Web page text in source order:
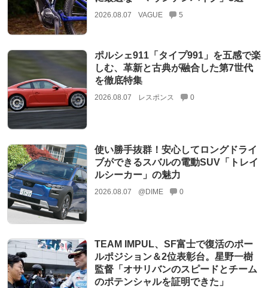
2026.08.07 VAGUE 5
ポルシェ911「タイプ991」を五感で楽
しむ、革新と古典が融合した第7世代
を徹底特集
2026.08.07 レスポンス 0
使い勝手抜群！安心してロングドライ
ブができるスバルの電動SUV「トレイ
ルシーカー」の魅力
2026.08.07 @DIME 0
TEAM IMPUL、SF富士で復活のポー
ルポジション＆2位表彰台。星野一樹
監督「オサリバンのスピードとチーム
のポテンシャルを証明できた」